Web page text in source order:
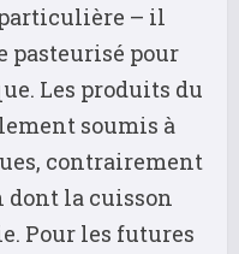
– il
pasteurisé pour
Les produits du
soumis à
contrairement
dont la cuisson
Pour les futures